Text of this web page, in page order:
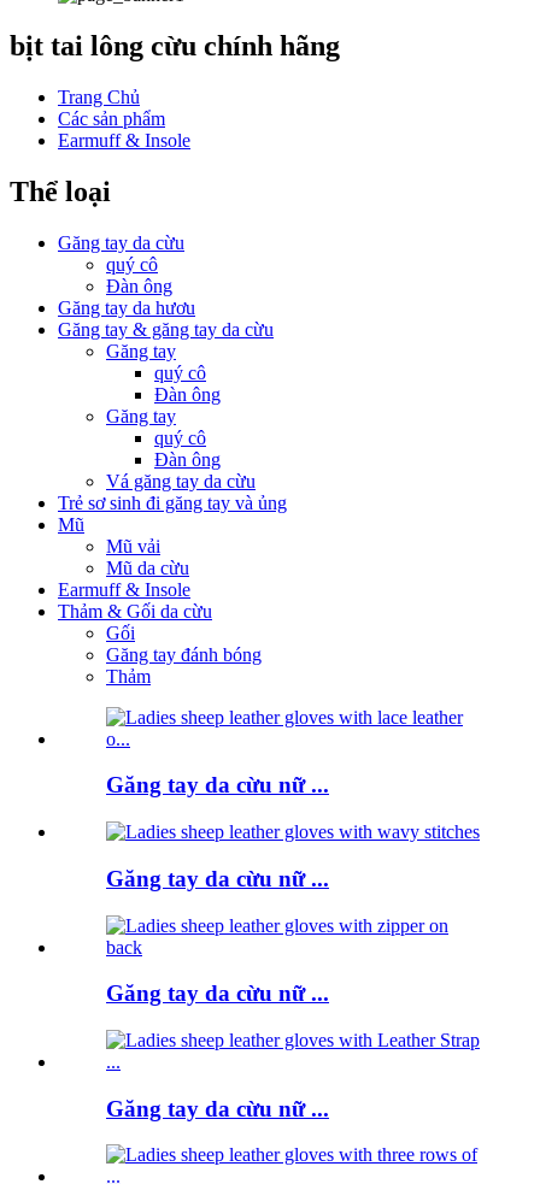
bịt tai lông cừu chính hãng
Trang Chủ
Các sản phẩm
Earmuff & Insole
Thể loại
Găng tay da cừu
quý cô
Đàn ông
Găng tay da hươu
Găng tay & găng tay da cừu
Găng tay
quý cô
Đàn ông
Găng tay
quý cô
Đàn ông
Vá găng tay da cừu
Trẻ sơ sinh đi găng tay và ủng
Mũ
Mũ vải
Mũ da cừu
Earmuff & Insole
Thảm & Gối da cừu
Gối
Găng tay đánh bóng
Thảm
Găng tay da cừu nữ ...
Găng tay da cừu nữ ...
Găng tay da cừu nữ ...
Găng tay da cừu nữ ...